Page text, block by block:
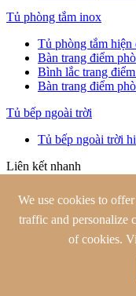
Tủ phòng tắm inox
Tủ phòng tắm hiện
Bàn trang điểm
Bình lắc trang
Bàn trang điểm
Tủ bếp ngoài trời
Tủ bếp ngoài trời
Liên kết nhanh
Công ty
Dự Án
Nhà sản xuất
Dịch vụ
We use cookies to
traffic and personalize
of cookies.